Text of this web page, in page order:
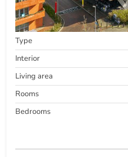
Type
Interior
Living area
Rooms
Bedrooms